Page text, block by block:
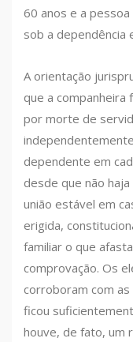
60 anos e a
sob a dependência
A orientação
que a companheira
por morte de
dependente em
desde que não
união estável em
erigida,
familiar o que
comprovação. Os
corroboram com
ficou
houve, de fato, um